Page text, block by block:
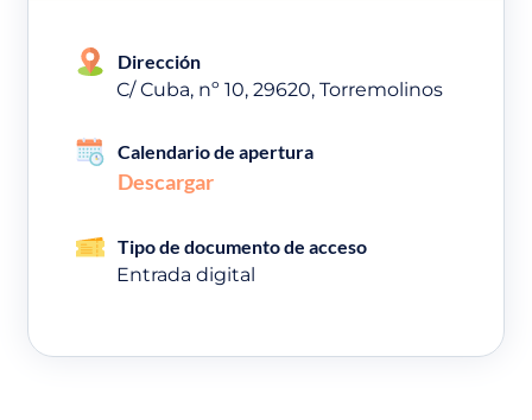
Dirección
C/ Cuba, nº 10, 29620, Torremolinos
Calendario de apertura
Descargar
Tipo de documento de acceso
Entrada digital